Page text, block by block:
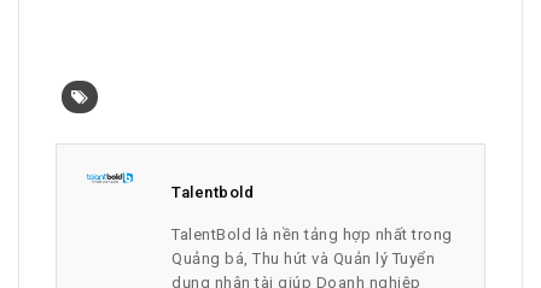
Talentbold
TalentBold là nền tảng hợp nhất trong
Quảng bá, Thu hút và Quản lý Tuyển
dụng nhân tài giúp Doanh nghiệp